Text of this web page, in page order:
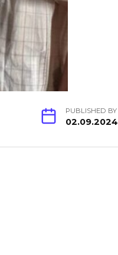
PUBLISHED BY
02.09.2024